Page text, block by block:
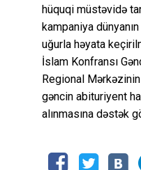
hüquqi müstəvidə
kampaniya
uğurla həyata
İslam Konfransı
Regional
gəncin abituriyent
alınmasına dəstək